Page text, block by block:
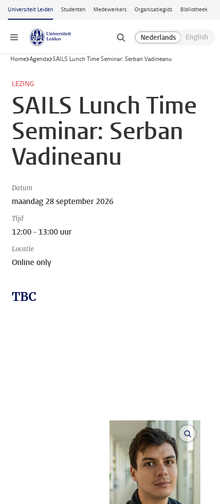
Ga naar hoofdinhoud
Universiteit Leiden Studenten Medewerkers Organisatiegids Bibliotheek
Menu
Home Agenda SAILS Lunch Time Seminar: Serban Vadineanu
LEZING
SAILS Lunch Time
Seminar: Serban
Vadineanu
Datum
maandag 28 september 2026
Tijd
12:00 - 13:00 uur
Locatie
Online only
TBC